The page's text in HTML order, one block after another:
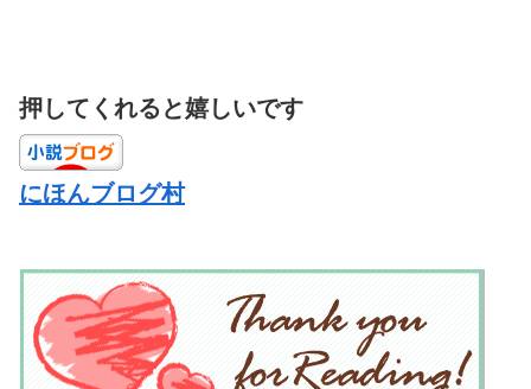
押してくれると嬉しいです
にほんブログ村